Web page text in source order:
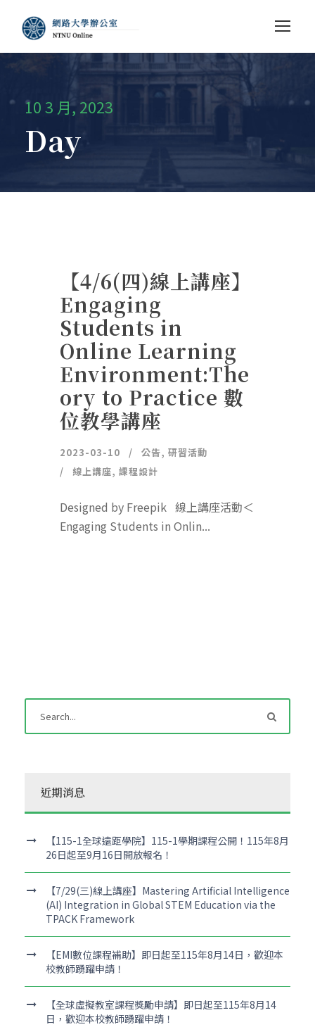
10 3 月, 2023
Day
【4/6(四)線上講座】
Engaging
Students in
Online Learning
Environment:The
ory to Practice 數
位教學講座
2023-03-10 公告, 研習活動
線上講座, 課程設計
Designed by Freepik 線上講座活動＜
Engaging Students in Onlin...
近期消息
【115-1全球遠距學院】115-1學期課程公開！115年8月
26日起至9月16日開放報名！
【7/29(三)線上講座】Mastering Artificial Intelligence
(AI) Integration in Global STEM Education via the
TPACK Framework
【EMI數位課程補助】即日起至115年8月14日，歡迎本
校教師踴躍申請！
【全球虛擬教室課程獎勵申請】即日起至115年8月14
日，歡迎本校教師踴躍申請！